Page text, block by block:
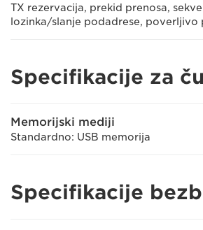
TX rezervacija, prekid prenosa,
lozinka/slanje podadrese, poverljivo
Specifikacije za
Memorijski mediji
Standardno: USB memorija
Specifikacije